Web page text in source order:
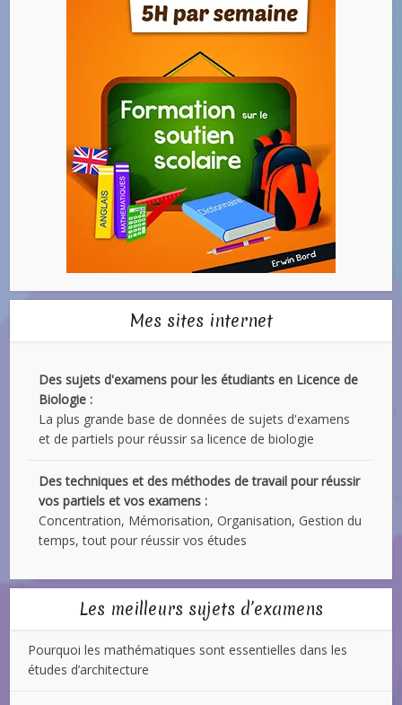
Mes sites internet
Des sujets d'examens pour les étudiants en Licence de
Biologie :
La plus grande base de données de sujets d'examens
et de partiels pour réussir sa licence de biologie
Des techniques et des méthodes de travail pour réussir
vos partiels et vos examens :
Concentration, Mémorisation, Organisation, Gestion du
temps, tout pour réussir vos études
Les meilleurs sujets d’examens
Pourquoi les mathématiques sont essentielles dans les
études d’architecture